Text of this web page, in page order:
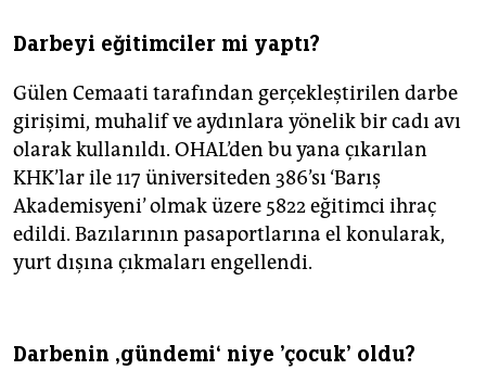
Darbeyi eğitimciler mi yaptı?
Gülen Cemaati tarafından gerçekleştirilen darbe
girişimi, muhalif ve aydınlara yönelik bir cadı avı
olarak kullanıldı. OHAL’den bu yana çıkarılan
KHK’lar ile 117 üniversiteden 386’sı ‘Barış
Akademisyeni’ olmak üzere 5822 eğitimci ihraç
edildi. Bazılarının pasaportlarına el konularak,
yurt dışına çıkmaları engellendi.
Darbenin ‚gündemi‘ niye 'çocuk’ oldu?